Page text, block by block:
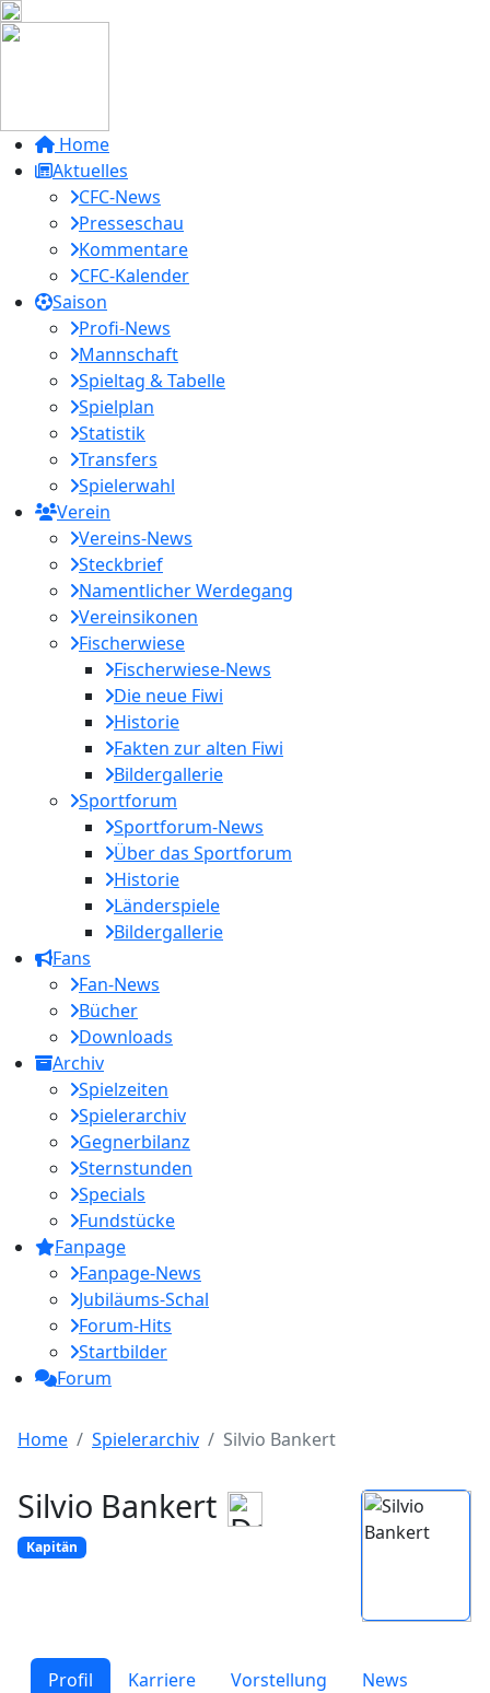
Home
Aktuelles
CFC-News
Presseschau
Kommentare
CFC-Kalender
Saison
Profi-News
Mannschaft
Spieltag & Tabelle
Spielplan
Statistik
Transfers
Spielerwahl
Verein
Vereins-News
Steckbrief
Namentlicher Werdegang
Vereinsikonen
Fischerwiese
Fischerwiese-News
Die neue Fiwi
Historie
Fakten zur alten Fiwi
Bildergallerie
Sportforum
Sportforum-News
Über das Sportforum
Historie
Länderspiele
Bildergallerie
Fans
Fan-News
Bücher
Downloads
Archiv
Spielzeiten
Spielerarchiv
Gegnerbilanz
Sternstunden
Specials
Fundstücke
Fanpage
Fanpage-News
Jubiläums-Schal
Forum-Hits
Startbilder
Forum
Home Spielerarchiv Silvio Bankert
Silvio Bankert
Kapitän
Profil Karriere Vorstellung News